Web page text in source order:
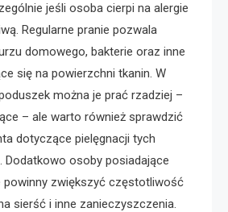
jeśli osoba cierpi na alergie
Regularne pranie pozwala
domowego, bakterie oraz inne
się na powierzchni tkanin. W
można je prać rzadziej –
– ale warto również sprawdzić
dotyczące pielęgnacji tych
Dodatkowo osoby posiadające
powinny zwiększyć częstotliwość
sierść i inne zanieczyszczenia.